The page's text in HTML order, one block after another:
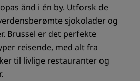
ånd i én by. Utforsk de
sjokolader og
Brussel er det perfekte
reisende, med alt fra
til livlige restauranter og